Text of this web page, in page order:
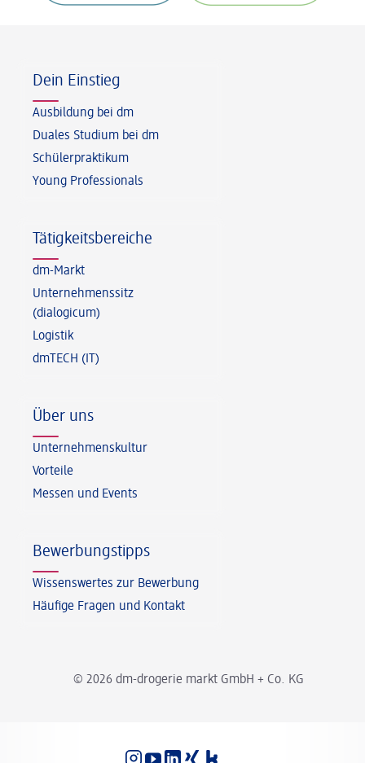
© 2026 dm-drogerie markt GmbH + Co. KG
Dein Einstieg
Ausbildung bei dm
Duales Studium bei dm
Schülerpraktikum
Young Professionals
Tätigkeitsbereiche
dm-Markt
Unternehmenssitz
(dialogicum)
Logistik
dmTECH (IT)
Über uns
Unternehmenskultur
Vorteile
Messen und Events
Bewerbungstipps
Wissenswertes zur Bewerbung
Häufige Fragen und Kontakt